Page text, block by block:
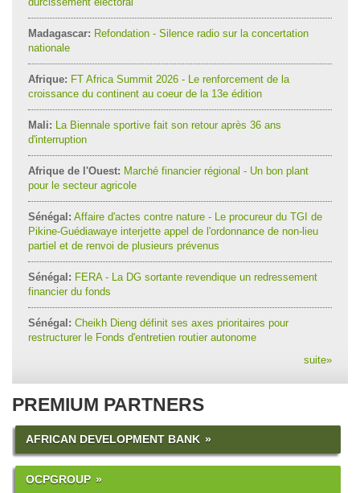
Madagascar: Refondation - Silence radio sur la concertation
nationale
Afrique: FT Africa Summit 2026 - Le renforcement de la
croissance du continent au coeur de la 13e édition
Mali: La Biennale sportive fait son retour après 36 ans
d'interruption
Afrique de l'Ouest: Marché financier régional - Un bon plant
pour le secteur agricole
Sénégal: Affaire d'actes contre nature - Le procureur du TGI de
Pikine-Guédiawaye interjette appel de l'ordonnance de non-lieu
partiel et de renvoi de plusieurs prévenus
Sénégal: FERA - La DG sortante revendique un redressement
financier du fonds
Sénégal: Cheikh Dieng définit ses axes prioritaires pour
restructurer le Fonds d'entretien routier autonome
suite»
PREMIUM PARTNERS
AFRICAN DEVELOPMENT BANK
OCPGROUP